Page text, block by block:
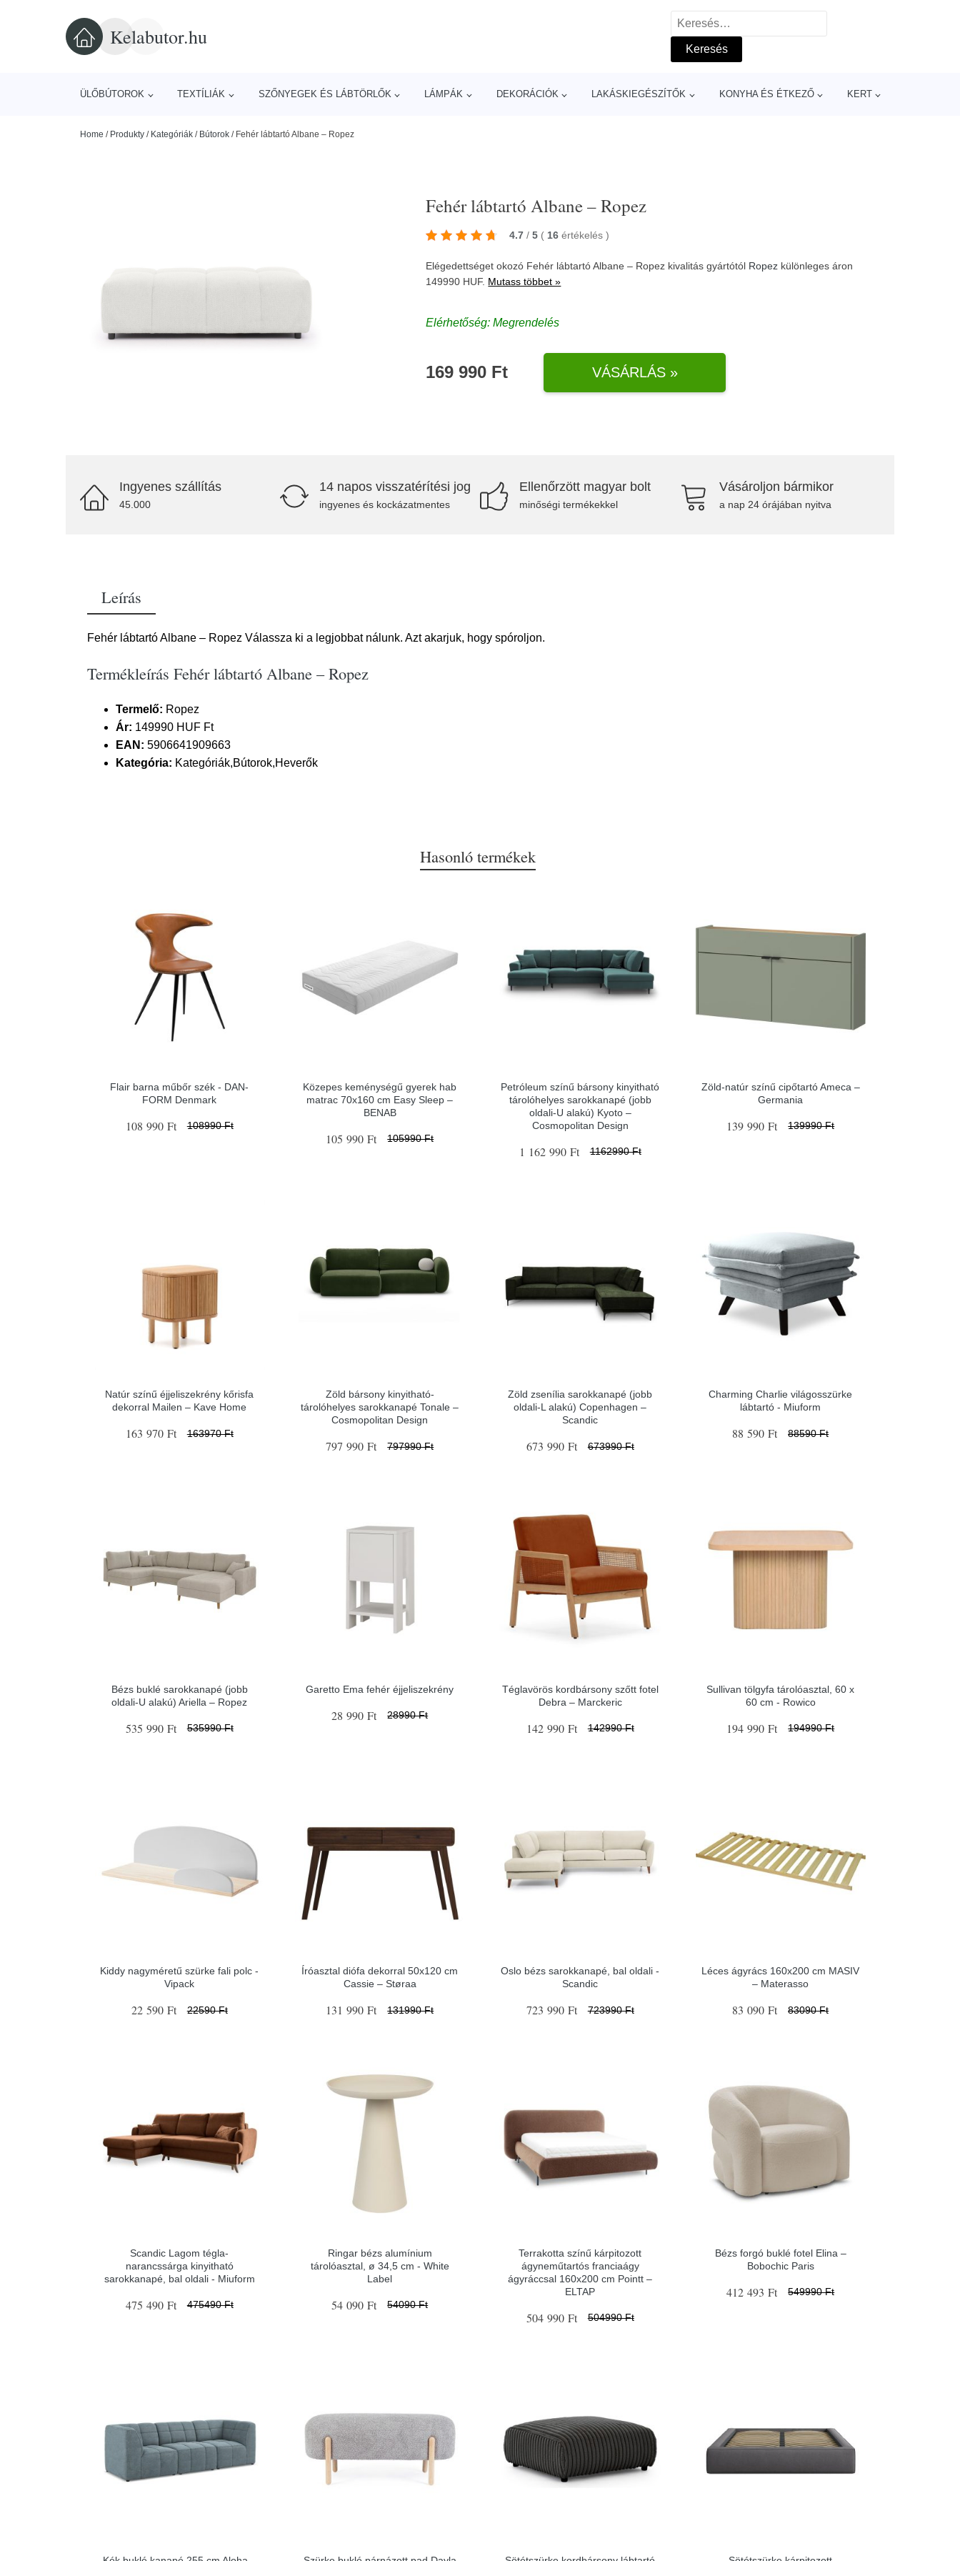
Kelabutor.hu
Keresés:
ÜLŐBÚTOROK TEXTÍLIÁK SZŐNYEGEK ÉS LÁBTÖRLŐK LÁMPÁK DEKORÁCIÓK LAKÁSKIEGÉSZÍTŐK KONYHA ÉS ÉTKEZŐ KERT
Home / Produkty / Kategóriák / Bútorok / Fehér lábtartó Albane – Ropez
Fehér lábtartó Albane – Ropez
4.7 / 5 ( 16 értékelés)
Elégedettséget okozó Fehér lábtartó Albane – Ropez kivalitás gyártótól Ropez különleges áron
149990 HUF. Mutass többet »
Elérhetőség: Megrendelés
169 990 Ft VÁSÁRLÁS »
Ingyenes szállítás
45.000
14 napos visszatérítési jog
ingyenes és kockázatmentes
Ellenőrzött magyar bolt
minőségi termékekkel
Vásároljon bármikor
a nap 24 órájában nyitva
Leírás
Fehér lábtartó Albane – Ropez Válassza ki a legjobbat nálunk. Azt akarjuk, hogy spóroljon.
Termékleírás Fehér lábtartó Albane – Ropez
Termelő: Ropez
Ár: 149990 HUF Ft
EAN: 5906641909663
Kategória: Kategóriák,Bútorok,Heverők
Hasonló termékek
Flair barna műbőr szék - ​​​​​DAN-
FORM Denmark
108 990 Ft 108990 Ft
Közepes keménységű gyerek hab
matrac 70x160 cm Easy Sleep –
BENAB
105 990 Ft 105990 Ft
Petróleum színű bársony kinyitható
tárolóhelyes sarokkanapé (jobb
oldali-U alakú) Kyoto –
Cosmopolitan Design
1 162 990 Ft 1162990 Ft
Zöld-natúr színű cipőtartó Ameca –
Germania
139 990 Ft 139990 Ft
Natúr színű éjjeliszekrény kőrisfa
dekorral Mailen – Kave Home
163 970 Ft 163970 Ft
Zöld bársony kinyitható-
tárolóhelyes sarokkanapé Tonale –
Cosmopolitan Design
797 990 Ft 797990 Ft
Zöld zsenília sarokkanapé (jobb
oldali-L alakú) Copenhagen –
Scandic
673 990 Ft 673990 Ft
Charming Charlie világosszürke
lábtartó - Miuform
88 590 Ft 88590 Ft
Bézs buklé sarokkanapé (jobb
oldali-U alakú) Ariella – Ropez
535 990 Ft 535990 Ft
Garetto Ema fehér éjjeliszekrény
28 990 Ft 28990 Ft
Téglavörös kordbársony szőtt fotel
Debra – Marckeric
142 990 Ft 142990 Ft
Sullivan tölgyfa tárolóasztal, 60 x
60 cm - Rowico
194 990 Ft 194990 Ft
Kiddy nagyméretű szürke fali polc -
Vipack
22 590 Ft 22590 Ft
Íróasztal diófa dekorral 50x120 cm
Cassie – Støraa
131 990 Ft 131990 Ft
Oslo bézs sarokkanapé, bal oldali -
Scandic
723 990 Ft 723990 Ft
Léces ágyrács 160x200 cm MASIV
– Materasso
83 090 Ft 83090 Ft
Scandic Lagom tégla-
narancssárga kinyitható
sarokkanapé, bal oldali - Miuform
475 490 Ft 475490 Ft
Ringar bézs alumínium
tárolóasztal, ø 34,5 cm - White
Label
54 090 Ft 54090 Ft
Terrakotta színű kárpitozott
ágyneműtartós franciaágy
ágyráccsal 160x200 cm Pointt –
ELTAP
504 990 Ft 504990 Ft
Bézs forgó buklé fotel Elina –
Bobochic Paris
412 493 Ft 549990 Ft